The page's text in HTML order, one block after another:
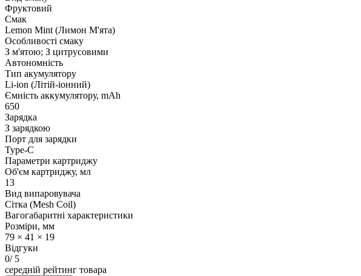
Фруктовий
Смак
Lemon Mint (Лимон М'ята)
Особливості смаку
З м'ятою; З цитрусовими
Автономність
Тип акумулятору
Li-ion (Літій-іонний)
Ємність аккумулятору, mAh
650
Зарядка
З зарядкою
Порт для зарядки
Type-C
Параметри картриджу
Об'єм картриджу, мл
13
Вид випаровувача
Сітка (Mesh Coil)
Вагогабаритні характеристики
Розміри, мм
79 × 41 × 19
Відгуки
0/ 5
середній рейтинг товара